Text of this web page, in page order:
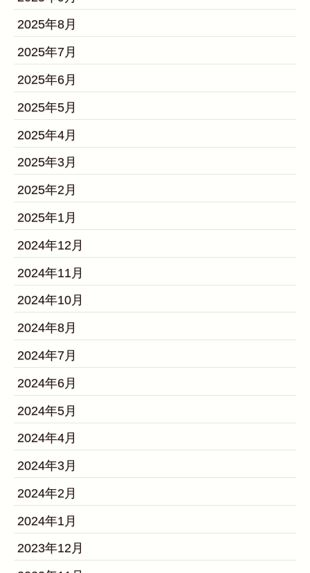
2025年8月
2025年7月
2025年6月
2025年5月
2025年4月
2025年3月
2025年2月
2025年1月
2024年12月
2024年11月
2024年10月
2024年8月
2024年7月
2024年6月
2024年5月
2024年4月
2024年3月
2024年2月
2024年1月
2023年12月